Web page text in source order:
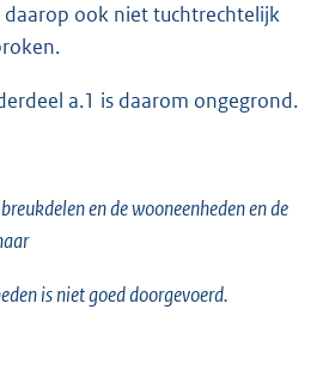
ook niet tuchtrechtelijk
a.1 is daarom ongegrond.
en de wooneenheden en de
is niet goed doorgevoerd.